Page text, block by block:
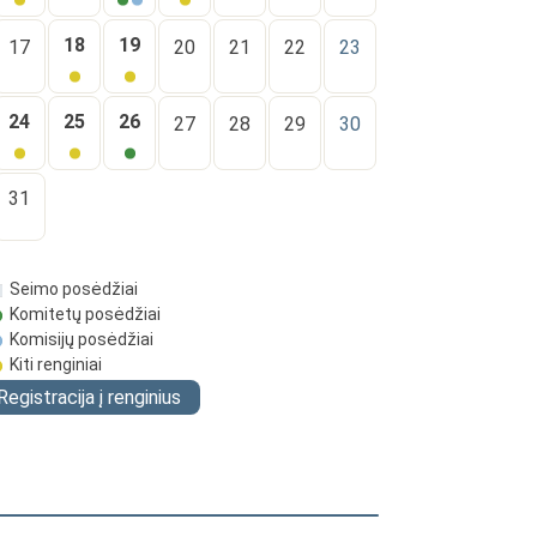
17 18 19 20 21 22 23
24 25 26 27 28 29 30
31
Seimo posėdžiai
Komitetų posėdžiai
Komisijų posėdžiai
Kiti renginiai
į renginius